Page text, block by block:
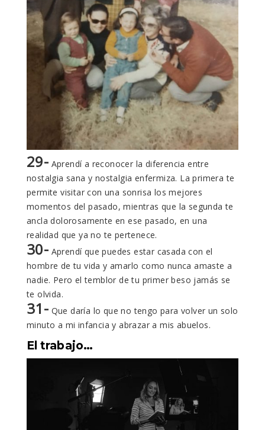
29- Aprendí a reconocer la diferencia entre
nostalgia sana y nostalgia enfermiza. La primera te
permite visitar con una sonrisa los mejores
momentos del pasado, mientras que la segunda te
ancla dolorosamente en ese pasado, en una
realidad que ya no te pertenece.
30- Aprendí que puedes estar casada con el
hombre de tu vida y amarlo como nunca amaste a
nadie. Pero el temblor de tu primer beso jamás se
te olvida.
31- Que daría lo que no tengo para volver un solo
minuto a mi infancia y abrazar a mis abuelos.
El trabajo…